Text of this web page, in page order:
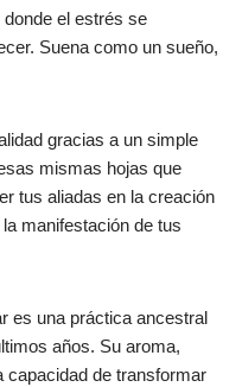
el estrés se
Suena como un sueño,
gracias a un simple
mismas hojas que
tus aliadas en la creación
manifestación de tus
es una práctica ancestral
años. Su aroma,
capacidad de transformar